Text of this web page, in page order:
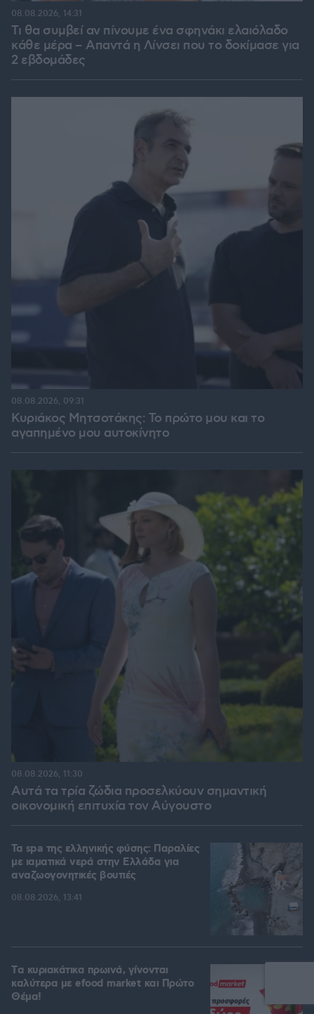
Τι θα συμβεί αν πίνουμε ένα σφηνάκι ελαιόλαδο
κάθε μέρα – Απαντά η Λίνσει που το δοκίμασε για
2 εβδομάδες
08.08.2026, 14:31
Κυριάκος Μητσοτάκης: Το πρώτο μου και το
αγαπημένο μου αυτοκίνητο
08.08.2026, 09:31
Αυτά τα τρία ζώδια προσελκύουν σημαντική
οικονομική επιτυχία τον Αύγουστο
08.08.2026, 11:30
Τα spa της ελληνικής φύσης: Παραλίες
με ιαματικά νερά στην Ελλάδα για
αναζωογονητικές βουτιές
08.08.2026, 13:41
Tα κυριακάτικα πρωινά, γίνονται
καλύτερα με efood market και Πρώτο
Θέμα!